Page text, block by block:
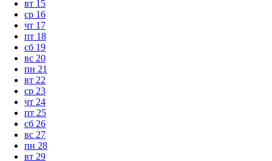
вт 15
ср 16
чт 17
пт 18
сб 19
вс 20
пн 21
вт 22
ср 23
чт 24
пт 25
сб 26
вс 27
пн 28
вт 29